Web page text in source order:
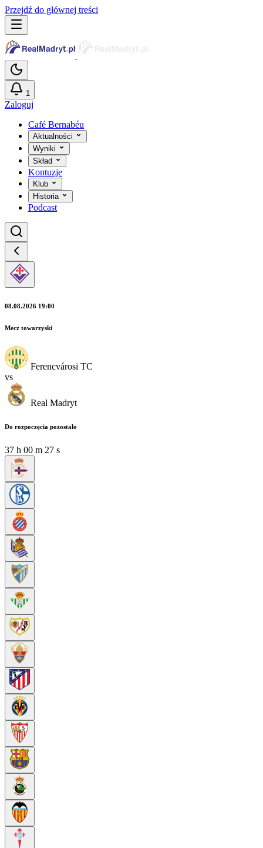
Przejdź do głównej treści
1
Zaloguj
Café Bernabéu
Aktualności
Wyniki
Skład
Kontuzje
Klub
Historia
Podcast
08.08.2026 19:00
Mecz towarzyski
Ferencvárosi TC
vs
Real Madryt
Do rozpoczęcia pozostało
37 h 00 m 27 s